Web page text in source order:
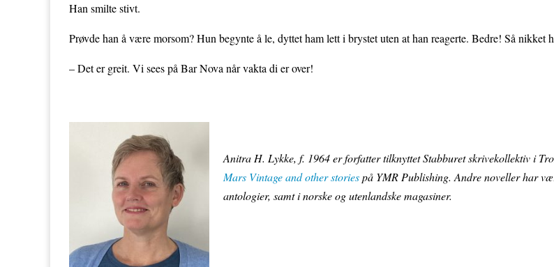
Han smilte stivt.
Prøvde han å være morsom? Hun begynte å le, dyttet ham lett i brystet uten at han reagerte. Bedre! Så nikket
– Det er greit. Vi sees på Bar Nova når vakta di er over!
Anitra H. Lykke, f. 1964 er forfatter tilknyttet Stabburet skrivekollektiv i
Mars Vintage and other storiespå YMR Publishing. Andre noveller har
antologier, samt i norske og utenlandske magasiner.